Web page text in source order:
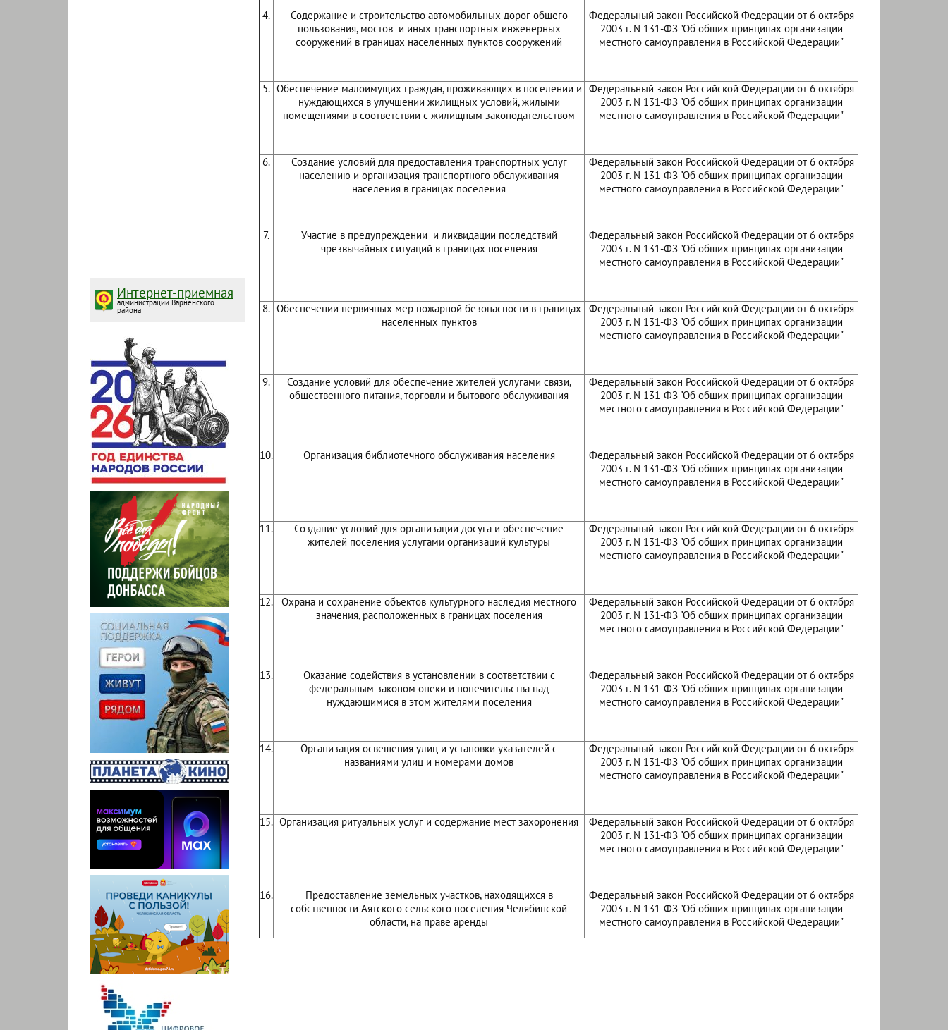
4.
Содержание и строительство автомобильных дорог общего
пользования, мостов и иных транспортных инженерных
сооружений в границах населенных пунктов сооружений
Федеральный закон Российской Федерации от 6 октября
2003 г. N 131-ФЗ "Об общих принципах организации
местного самоуправления в Российской Федерации"
5. Обеспечение малоимущих граждан, проживающих в поселении и
нуждающихся в улучшении жилищных условий, жилыми
помещениями в соответствии с жилищным законодательством
Федеральный закон Российской Федерации от 6 октября
2003 г. N 131-ФЗ "Об общих принципах организации
местного самоуправления в Российской Федерации"
6.
Создание условий для предоставления транспортных услуг
населению и организация транспортного обслуживания
населения в границах поселения
Федеральный закон Российской Федерации от 6 октября
2003 г. N 131-ФЗ "Об общих принципах организации
местного самоуправления в Российской Федерации"
7.
Участие в предупреждении и ликвидации последствий
чрезвычайных ситуаций в границах поселения
Федеральный закон Российской Федерации от 6 октября
2003 г. N 131-ФЗ "Об общих принципах организации
местного самоуправления в Российской Федерации"
8. Обеспечении первичных мер пожарной безопасности в границах
населенных пунктов
Федеральный закон Российской Федерации от 6 октября
2003 г. N 131-ФЗ "Об общих принципах организации
местного самоуправления в Российской Федерации"
9.
Создание условий для обеспечение жителей услугами связи,
общественного питания, торговли и бытового обслуживания
Федеральный закон Российской Федерации от 6 октября
2003 г. N 131-ФЗ "Об общих принципах организации
местного самоуправления в Российской Федерации"
10. Организация библиотечного обслуживания населения
Федеральный закон Российской Федерации от 6 октября
2003 г. N 131-ФЗ "Об общих принципах организации
местного самоуправления в Российской Федерации"
11.
Создание условий для организации досуга и обеспечение
жителей поселения услугами организаций культуры
Федеральный закон Российской Федерации от 6 октября
2003 г. N 131-ФЗ "Об общих принципах организации
местного самоуправления в Российской Федерации"
12.
Охрана и сохранение объектов культурного наследия местного
значения, расположенных в границах поселения
Федеральный закон Российской Федерации от 6 октября
2003 г. N 131-ФЗ "Об общих принципах организации
местного самоуправления в Российской Федерации"
13.
Оказание содействия в установлении в соответствии с
федеральным законом опеки и попечительства над
нуждающимися в этом жителями поселения
Федеральный закон Российской Федерации от 6 октября
2003 г. N 131-ФЗ "Об общих принципах организации
местного самоуправления в Российской Федерации"
14.
Организация освещения улиц и установки указателей с
названиями улиц и номерами домов
Федеральный закон Российской Федерации от 6 октября
2003 г. N 131-ФЗ "Об общих принципах организации
местного самоуправления в Российской Федерации"
15. Организация ритуальных услуг и содержание мест захоронения
Федеральный закон Российской Федерации от 6 октября
2003 г. N 131-ФЗ "Об общих принципах организации
местного самоуправления в Российской Федерации"
16.
Предоставление земельных участков, находящихся в
собственности Аятского сельского поселения Челябинской
области, на праве аренды
Федеральный закон Российской Федерации от 6 октября
2003 г. N 131-ФЗ "Об общих принципах организации
местного самоуправления в Российской Федерации"
Интернет-приемная
администрации Варненского
района